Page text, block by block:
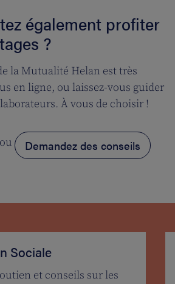
également profiter
?
la Mutualité Helan est très
en ligne, ou laissez-vous guider
À vous de choisir !
ou Demandez des conseils
Sociale
et conseils sur les